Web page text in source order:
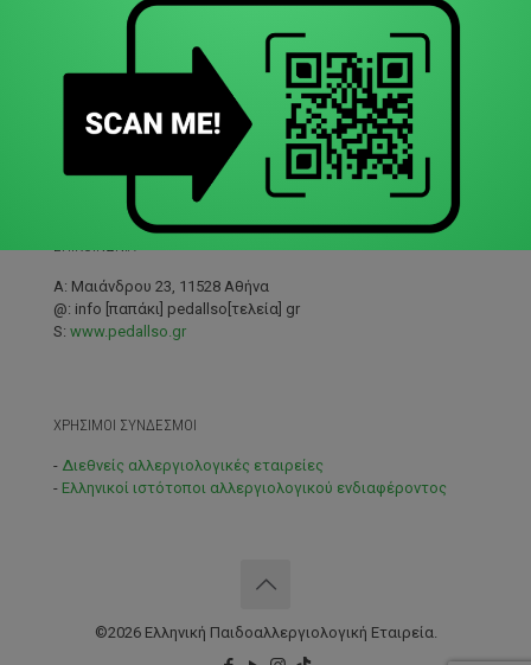
ΕΠΙΚΟΙΝΩΝΙΑ
A: Μαιάνδρου 23, 11528 Αθήνα
@: info [παπάκι] pedallso[τελεία] gr
S: www.pedallso.gr
ΧΡΗΣΙΜΟΙ ΣΥΝΔΕΣΜΟΙ
- Διεθνείς αλλεργιολογικές εταιρείες
- Ελληνικοί ιστότοποι αλλεργιολογικού ενδιαφέροντος
©2026 Ελληνική Παιδοαλλεργιολογική Εταιρεία.